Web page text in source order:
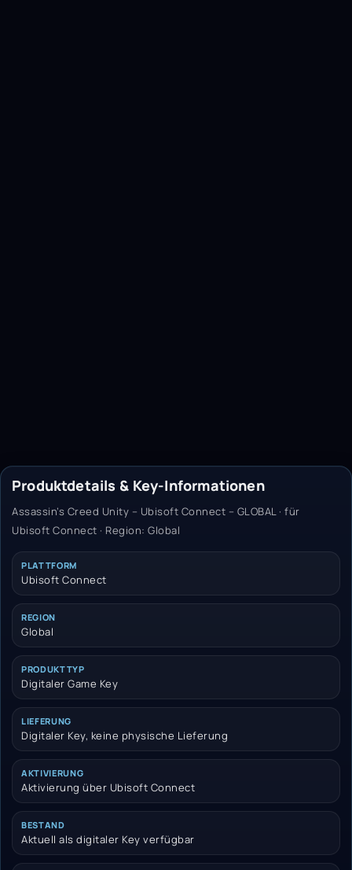
Produktdetails & Key-Informationen
Assassin’s Creed Unity – Ubisoft Connect – GLOBAL · für
Ubisoft Connect · Region: Global
PLATTFORM
Ubisoft Connect
REGION
Global
PRODUKTTYP
Digitaler Game Key
LIEFERUNG
Digitaler Key, keine physische Lieferung
AKTIVIERUNG
Aktivierung über Ubisoft Connect
BESTAND
Aktuell als digitaler Key verfügbar